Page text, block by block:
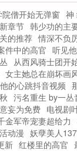
么亿点点不对劲。...
僧开始无弹窗 神
章节 韩少功的主
的推荐 情深不负
件中的高官 听见
从西风骑士团开
女主她总在崩坏画
的心跳抖音视频
污名重生 by一丛
妄为免费 电视剧
金军帝宠妻超给力
动漫 妖孽美人
新 红楼里的高官